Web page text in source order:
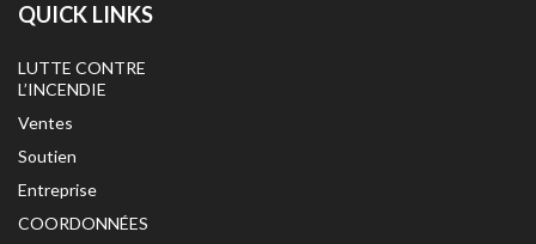
QUICK LINKS
LUTTE CONTRE
L’INCENDIE
Ventes
Soutien
Entreprise
COORDONNÉES